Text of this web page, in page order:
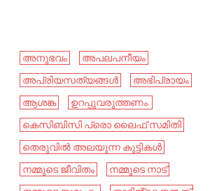
അനുഭവം
അപലപനീയം
അപ്രിയസത്യങ്ങൾ
അഭിപ്രായം
ആശങ്ക
ഉറപ്പുവരുത്തണം.
കെസിബിസി പ്രൊ ലൈഫ് സമിതി
തെരുവിൽ അലയുന്ന കുട്ടികൾ
നമ്മുടെ ജീവിതം
നമ്മുടെ നാട്‌